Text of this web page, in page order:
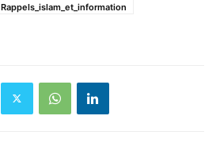
Rappels_islam_et_information